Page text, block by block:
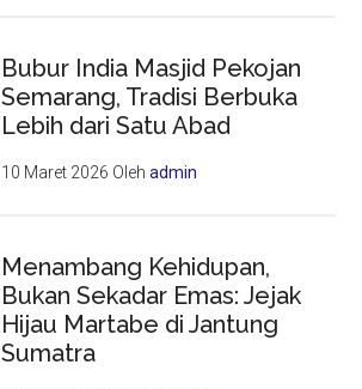
Bubur India Masjid Pekojan
Semarang, Tradisi Berbuka
Lebih dari Satu Abad
10 Maret 2026 Olehadmin
Menambang Kehidupan,
Bukan Sekadar Emas: Jejak
Hijau Martabe di Jantung
Sumatra